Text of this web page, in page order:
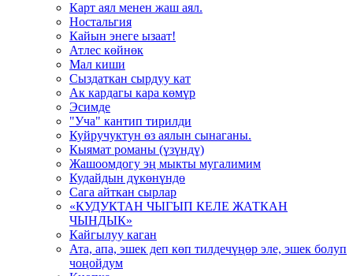
Карт аял менен жаш аял.
Ностальгия
Кайын энеге ызаат!
Атлес көйнөк
Мал киши
Сыздаткан сырдуу кат
Ак кардагы кара көмүр
Эсимде
"Уча" кантип тирилди
Куйручуктун өз аялын сынаганы.
Кыямат романы (үзүндү)
Жашоомдогу эң мыкты мугалимим
Кудайдын дүкөнүндө
Сага айткан сырлар
«КУДУКТАН ЧЫГЫП КЕЛЕ ЖАТКАН
ЧЫНДЫК»
Кайгылуу каган
Ата, апа, эшек деп көп тилдечүңөр эле, эшек болуп
чоңойдум